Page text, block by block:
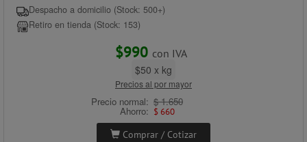
Despacho a domicilio (Stock: 500+)
Retiro en tienda (Stock: 153)
$990 con IVA
$50 x kg
Precios al por mayor
Precio normal: $ 1.650
Ahorro: $ 660
Comprar / Cotizar